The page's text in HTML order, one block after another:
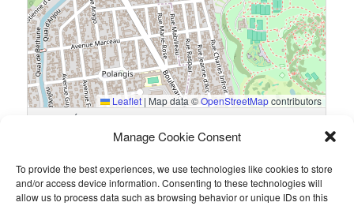
Manage Cookie Consent
To provide the best experiences, we use technologies like cookies to store
and/or access device information. Consenting to these technologies will
allow us to process data such as browsing behavior or unique IDs on this
Leaflet | Map data ©OpenStreetMapcontributors
Résultats